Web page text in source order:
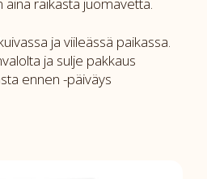
aina raikasta juomavettä.
ja viileässä paikassa.
ja sulje pakkaus
ennen -päiväys